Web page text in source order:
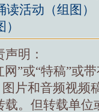
活动（组图）
明：
”或“特稿”或
片和音频视频
载。但转载单位